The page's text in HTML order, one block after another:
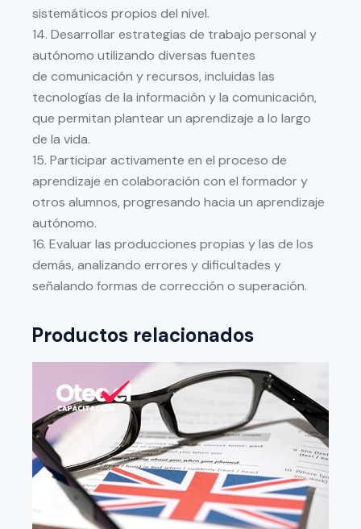
sistemáticos propios del nivel.
14. Desarrollarestrategias de trabajo personal y
autónomo utilizando diversas fuentes
de comunicación y recursos, incluidas las
tecnologías de la información y la comunicación,
que permitan plantear un aprendizaje a lo largo
de la vida.
15. Participar activamente en el proceso de
aprendizaje en colaboración con el formador y
otros alumnos, progresando hacia un aprendizaje
autónomo.
16. Evaluar las producciones propias y las de los
demás, analizando errores y dificultades y
señalando formas de corrección o superación.
Productos relacionados